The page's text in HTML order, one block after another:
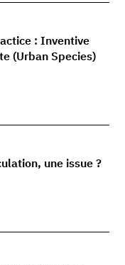
: Inventive
(Urban Species)
une issue ?